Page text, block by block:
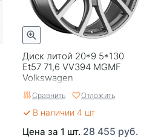
Диск литой 20*9 5*130
Et57 71,6 VV394 MGMF
Volkswagen
Сравнить Отложить
В наличии 4 шт
Цена за 1 шт. 28 455 руб.